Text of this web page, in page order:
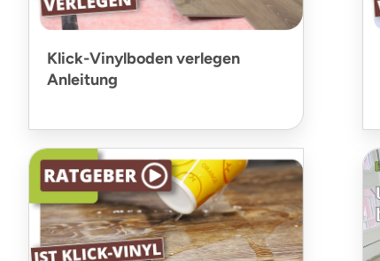
Klick-Vinylboden verlegen
Anleitung